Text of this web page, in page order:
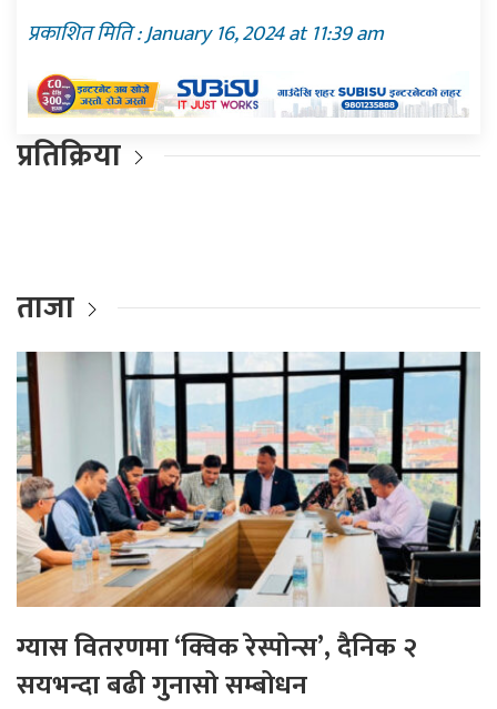
प्रकाशित मिति : January 16, 2024 at 11:39 am
प्रतिक्रिया
ताजा
ग्यास वितरणमा ‘क्विक रेस्पोन्स’, दैनिक २
सयभन्दा बढी गुनासो सम्बोधन